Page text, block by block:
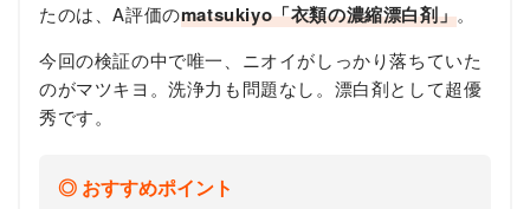
たのは、A評価のmatsukiyo「衣類の濃縮漂白剤」。
今回の検証の中で唯一、ニオイがしっかり落ちていた
のがマツキヨ。洗浄力も問題なし。漂白剤として超優
秀です。
おすすめポイント